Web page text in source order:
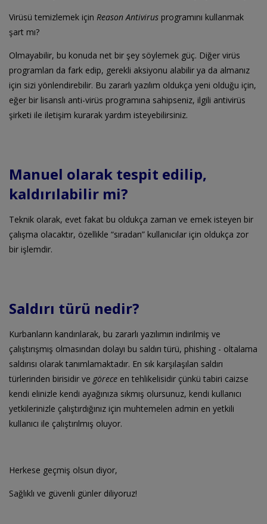
Virüsü temizlemek için Reason Antivirus programını kullanmak
şart mı?
Olmayabilir, bu konuda net bir şey söylemek güç. Diğer virüs
programları da fark edip, gerekli aksiyonu alabilir ya da almanız
için sizi yönlendirebilir. Bu zararlı yazılım oldukça yeni olduğu için,
eğer bir lisanslı anti-virüs programına sahipseniz, ilgili antivirüs
şirketi ile iletişim kurarak yardım isteyebilirsiniz.
Manuel olarak tespit edilip,
kaldırılabilir mi?
Teknik olarak, evet fakat bu oldukça zaman ve emek isteyen bir
çalışma olacaktır, özellikle “sıradan” kullanıcılar için oldukça zor
bir işlemdir.
Saldırı türü nedir?
Kurbanların kandırılarak, bu zararlı yazılımın indirilmiş ve
çalıştırışmış olmasından dolayı bu saldırı türü, phishing - oltalama
saldırısı olarak tanımlamaktadır. En sık karşılaşılan saldırı
türlerinden birisidir ve görece en tehlikelisidir çünkü tabiri caizse
kendi elinizle kendi ayağınıza sıkmış olursunuz, kendi kullanıcı
yetkilerinizle çalıştırdığınız için muhtemelen admin en yetkili
kullanıcı ile çalıştırılmış oluyor.
Herkese geçmiş olsun diyor,
Sağlıklı ve güvenli günler diliyoruz!